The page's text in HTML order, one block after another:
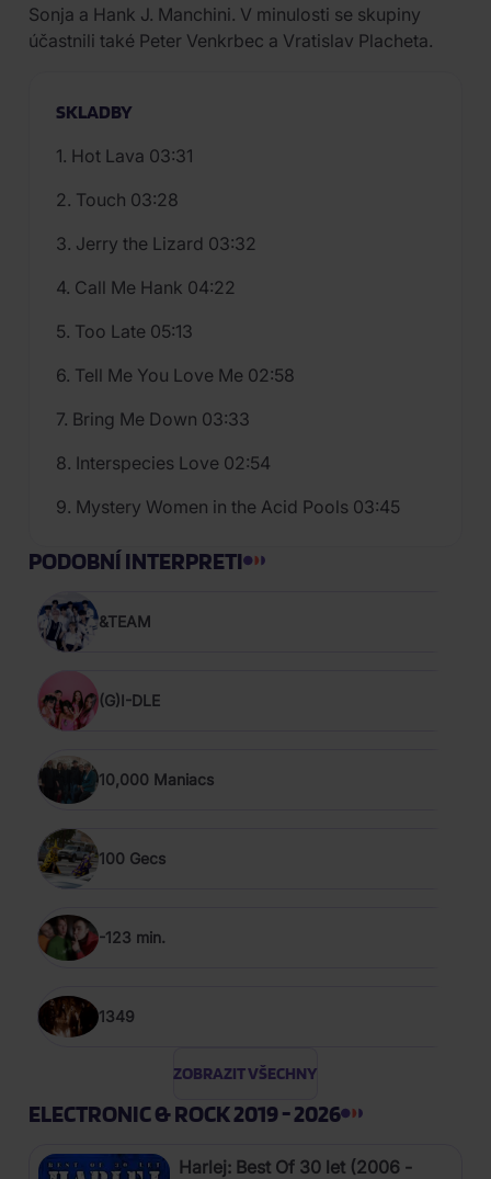
Sonja a Hank J. Manchini. V minulosti se skupiny
účastnili také Peter Venkrbec a Vratislav Placheta.
SKLADBY
1. Hot Lava 03:31
2. Touch 03:28
3. Jerry the Lizard 03:32
4. Call Me Hank 04:22
5. Too Late 05:13
6. Tell Me You Love Me 02:58
7. Bring Me Down 03:33
8. Interspecies Love 02:54
9. Mystery Women in the Acid Pools 03:45
PODOBNÍ INTERPRETI
&TEAM
(G)I-DLE
10,000 Maniacs
100 Gecs
-123 min.
1349
ZOBRAZIT VŠECHNY
ELECTRONIC & ROCK 2019 - 2026
Harlej: Best Of 30 let (2006 -